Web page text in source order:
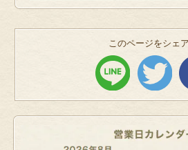
このページをシェ